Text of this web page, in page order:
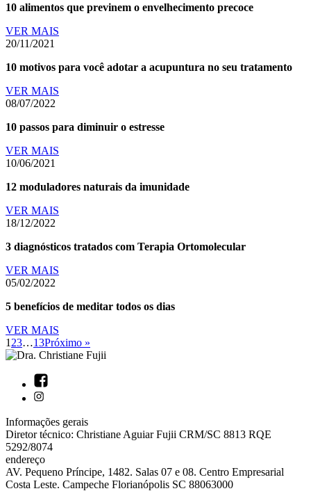
10 alimentos que previnem o envelhecimento precoce
VER MAIS
20/11/2021
10 motivos para você adotar a acupuntura no seu tratamento
VER MAIS
08/07/2022
10 passos para diminuir o estresse
VER MAIS
10/06/2021
12 moduladores naturais da imunidade
VER MAIS
18/12/2022
3 diagnósticos tratados com Terapia Ortomolecular
VER MAIS
05/02/2022
5 benefícios de meditar todos os dias
VER MAIS
1 23…13Próximo »
Informações gerais
Diretor técnico: Christiane Aguiar Fujii CRM/SC 8813 RQE
5292/8074
endereço
AV. Pequeno Príncipe, 1482. Salas 07 e 08. Centro Empresarial
Costa Leste. Campeche Florianópolis SC 88063000